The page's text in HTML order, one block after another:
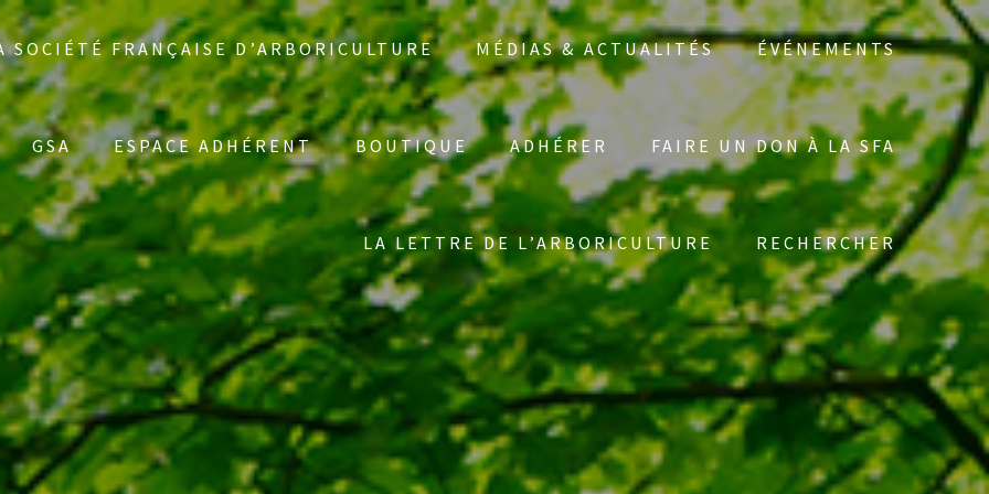
SOCIÉTÉ FRANÇAISE D’ARBORICULTURE MÉDIAS & ACTUALITÉS ÉVÉNEMENTS
GSA ESPACE ADHÉRENT BOUTIQUE ADHÉRER FAIRE UN DON À LA SFA
LA LETTRE DE L’ARBORICULTURE RECHERCHER
Search
for: